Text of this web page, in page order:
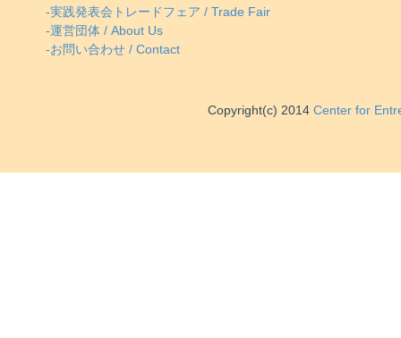
-実践発表会トレードフェア / Trade Fair
-運営団体 / About Us
-お問い合わせ / Contact
Copyright(c) 2014 Center for